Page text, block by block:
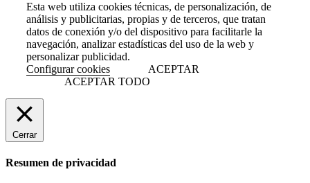
Esta web utiliza cookies técnicas, de personalización, de
análisis y publicitarias, propias y de terceros, que tratan
datos de conexión y/o del dispositivo para facilitarle la
navegación, analizar estadísticas del uso de la web y
personalizar publicidad.
Configurar cookies
ACEPTAR
ACEPTAR TODO
Cerrar
Resumen de privacidad